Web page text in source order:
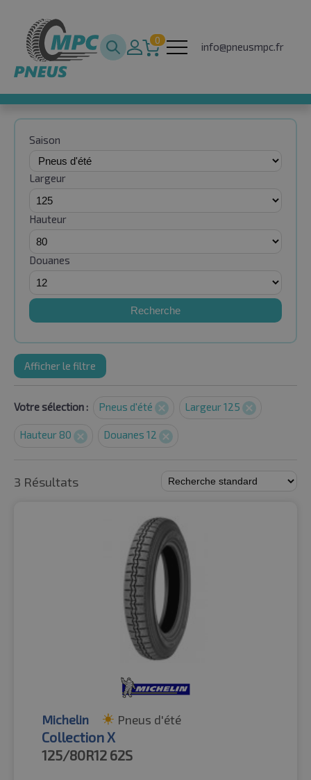
0
info@pneusmpc.fr
Saison
Largeur
Hauteur
Douanes
Recherche
Afficher le filtre
Votre sélection : Pneus d'été Largeur 125
Hauteur 80 Douanes 12
3 Résultats
Michelin Pneus d'été
Collection X
125/80R12 62S